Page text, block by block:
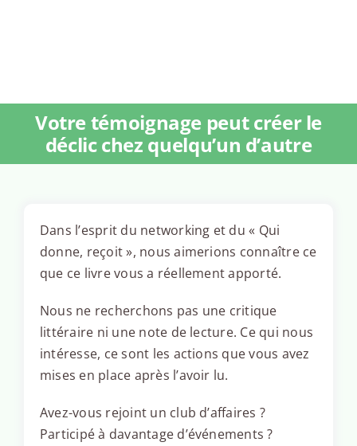
Votre témoignage peut créer le
déclic chez quelqu’un d’autre
Dans l’esprit du networking et du « Qui
donne, reçoit », nous aimerions connaître ce
que ce livre vous a réellement apporté.
Nous ne recherchons pas une critique
littéraire ni une note de lecture. Ce qui nous
intéresse, ce sont les actions que vous avez
mises en place après l’avoir lu.
Avez-vous rejoint un club d’affaires ?
Participé à davantage d’événements ?